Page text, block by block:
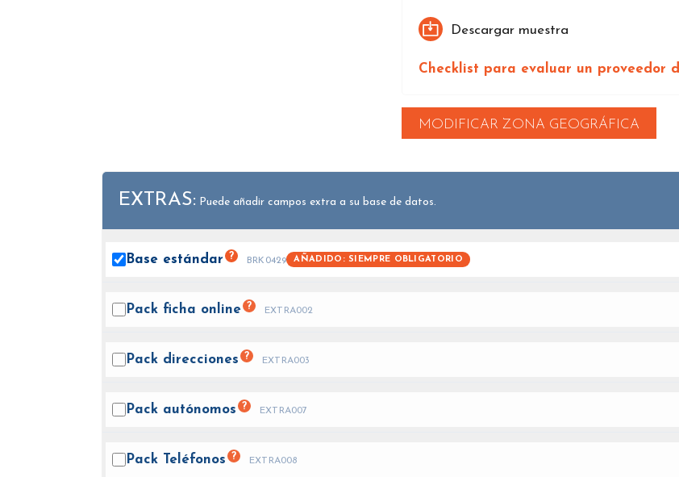
Descargar muestra
Checklist para evaluar un proveedor
MODIFICAR ZONA GEOGRÁFICA
EXTRAS: Puede añadir campos extra a su base de datos.
Base estándar ? BRK0429 AÑADIDO: SIEMPRE OBLIGATORIO
Pack ficha online ? EXTRA002
Pack direcciones ? EXTRA003
Pack autónomos ? EXTRA007
Pack Teléfonos ? EXTRA008